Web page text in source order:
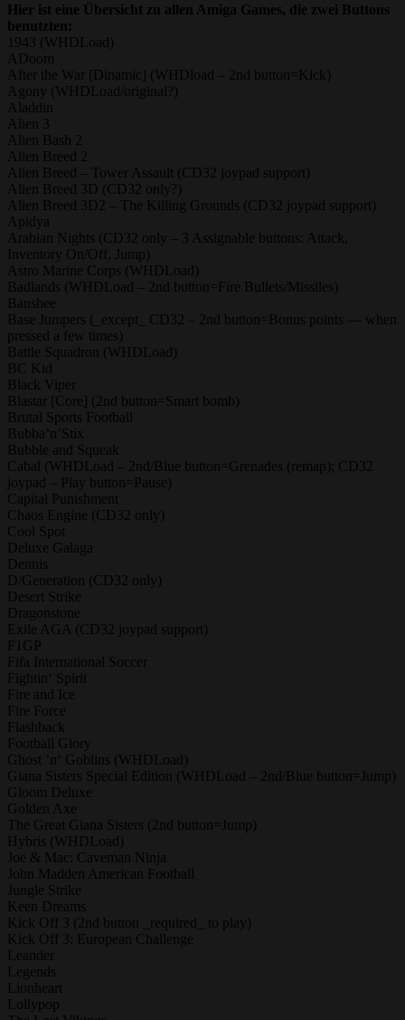
Hier ist eine Übersicht zu allen Amiga Games, die zwei Buttons
benutzten:
1943 (WHDLoad)
ADoom
After the War [Dinamic] (WHDload – 2nd button=Kick)
Agony (WHDLoad/original?)
Aladdin
Alien 3
Alien Bash 2
Alien Breed 2
Alien Breed – Tower Assault (CD32 joypad support)
Alien Breed 3D (CD32 only?)
Alien Breed 3D2 – The Killing Grounds (CD32 joypad support)
Apidya
Arabian Nights (CD32 only – 3 Assignable buttons: Attack,
Inventory On/Off, Jump)
Astro Marine Corps (WHDLoad)
Badlands (WHDLoad – 2nd button=Fire Bullets/Missiles)
Banshee
Base Jumpers (_except_ CD32 – 2nd button=Bonus points — when
pressed a few times)
Battle Squadron (WHDLoad)
BC Kid
Black Viper
Blastar [Core] (2nd button=Smart bomb)
Brutal Sports Football
Bubba’n’Stix
Bubble and Squeak
Cabal (WHDLoad – 2nd/Blue button=Grenades (remap); CD32
joypad – Play button=Pause)
Capital Punishment
Chaos Engine (CD32 only)
Cool Spot
Deluxe Galaga
Dennis
D/Generation (CD32 only)
Desert Strike
Dragonstone
Exile AGA (CD32 joypad support)
F1GP
Fifa International Soccer
Fightin‘ Spirit
Fire and Ice
Fire Force
Flashback
Football Glory
Ghost ’n‘ Goblins (WHDLoad)
Giana Sisters Special Edition (WHDLoad – 2nd/Blue button=Jump)
Gloom Deluxe
Golden Axe
The Great Giana Sisters (2nd button=Jump)
Hybris (WHDLoad)
Joe & Mac: Caveman Ninja
John Madden American Football
Jungle Strike
Keen Dreams
Kick Off 3 (2nd button _required_ to play)
Kick Off 3: European Challenge
Leander
Legends
Lionheart
Lollypop